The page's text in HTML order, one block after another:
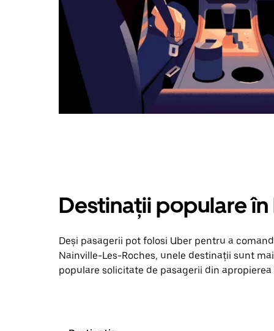
Destinații populare
Deși pasagerii pot folosi Uber pentru a
Nainville-Les-Roches, unele destinații sunt
populare solicitate de pasagerii din